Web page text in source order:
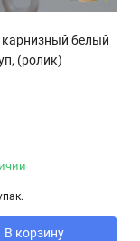
белый
(ролик)
В корзину